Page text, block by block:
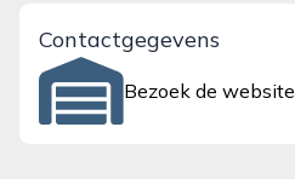
Contactgegevens
Bezoek de website